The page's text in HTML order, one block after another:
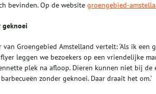
bevinden. Op de website groengebied-
geknoei
van Groengebied Amstelland vertelt: ‘Als ik
leggen we bezoekers op een vriendelijke
plek na afloop. Dieren kunnen niet bij
zonder geknoei. Daar draait het om.’